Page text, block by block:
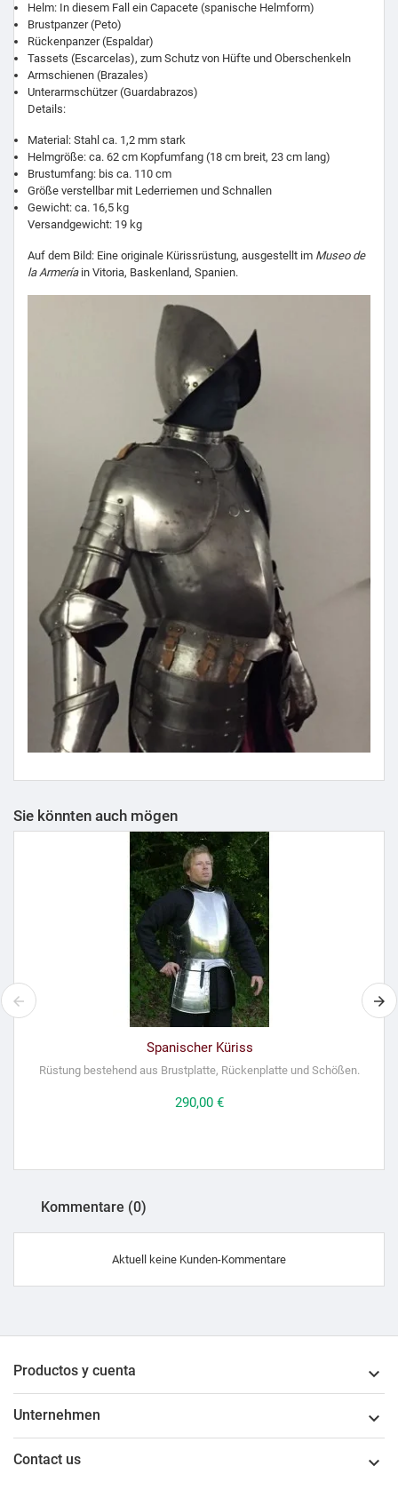
Helm: In diesem Fall ein Capacete (spanische Helmform)
Brustpanzer (Peto)
Rückenpanzer (Espaldar)
Tassets (Escarcelas), zum Schutz von Hüfte und Oberschenkeln
Armschienen (Brazales)
Unterarmschützer (Guardabrazos)
Details:
Material: Stahl ca. 1,2 mm stark
Helmgröße: ca. 62 cm Kopfumfang (18 cm breit, 23 cm lang)
Brustumfang: bis ca. 110 cm
Größe verstellbar mit Lederriemen und Schnallen
Gewicht: ca. 16,5 kg
Versandgewicht: 19 kg
Auf dem Bild: Eine originale Kürissrüstung, ausgestellt im Museo de
la Armeríain Vitoria, Baskenland, Spanien.
Sie könnten auch mögen
Spanischer Küriss
Rüstung bestehend aus Brustplatte, Rückenplatte und Schößen.
Preis
290,00 €
Kommentare (0)
Aktuell keine Kunden-Kommentare
Productos y cuenta 
Unternehmen 
Contact us 